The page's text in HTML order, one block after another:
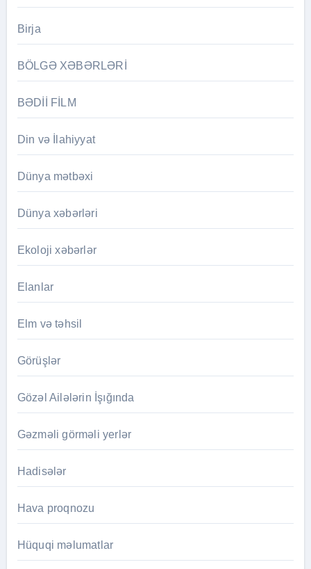
Birja
BÖLGƏ XƏBƏRLƏRİ
BƏDİİ FİLM
Din və İlahiyyat
Dünya mətbəxi
Dünya xəbərləri
Ekoloji xəbərlər
Elanlar
Elm və təhsil
Görüşlər
Gözəl Ailələrin İşığında
Gəzməli görməli yerlər
Hadisələr
Hava proqnozu
Hüquqi məlumatlar